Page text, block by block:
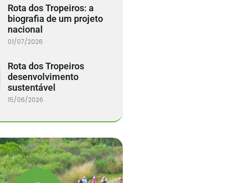
Rota dos Tropeiros: a
biografia de um projeto
nacional
01/07/2026
Rota dos Tropeiros
desenvolvimento
sustentável
15/06/2026